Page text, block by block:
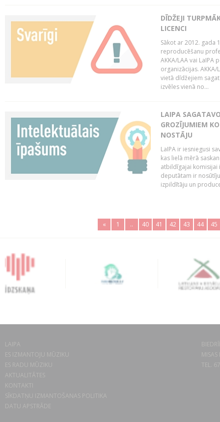
DĪDŽEJI
LICENCI
Sākot ar 2012. gada
reproducēšanu
AKKA/LAA vai LaIPA
organizācijas.
vietā dīdžejiem
izvēles vienā no...
LAIPA
GROZĪJUMIEM
NOSTĀJU
LaIPA ir iesniegusi
kas lielā mērā
atbildīgajai komisijai
deputātam ir
izpildītāju un
« 1 .. 40 41 42 43 44 45
LAIPA
ES IZMANTOJU MŪZIKU
ES RADU MŪZIKU
AKTUALITĀTES
KONTAKTI
SĪKDATŅU IZMANTOŠANAS POLITIKA
DATU APSTRĀDE
TEL.